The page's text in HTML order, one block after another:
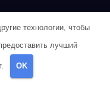
Куриное яйцо
Куриное яйцо
технологии, чтобы
лучший
OK